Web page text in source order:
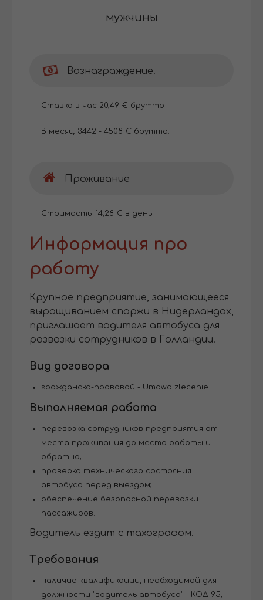
мужчины
Вознаграждение.
Ставка в час 20,49 € брутто
В месяц: 3442 - 4508 € брутто.
Проживание
Стоимость: 14,28 € в день.
Информация про
работу
Крупное предприятие, занимающееся
выращиванием спаржи в Нидерландах,
приглашает водителя автобуса для
развозки сотрудников в Голландии.
Вид договора
гражданско-правовой - Umowa zlecenie.
Выполняемая работа
перевозка сотрудников предприятия от
места проживания до места работы и
обратно;
проверка технического состояния
автобуса перед выездом;
обеспечение безопасной перевозки
пассажиров.
Водитель ездит с тахографом.
Требования
наличие квалификации, необходимой для
должности "водитель автобуса" - КОД 95;